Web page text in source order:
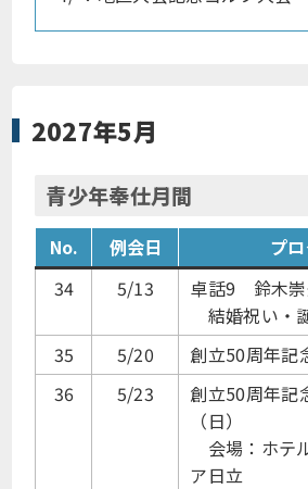
2027年5月
青少年奉仕月間
No. 例会日
プ
34
5/13
卓話9 鈴木崇
結婚祝い・
35
5/20
創立50周年記
36
5/23
創立50周年記
（日）
会場：ホテ
ア日立